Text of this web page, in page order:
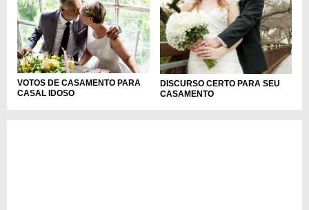
VOTOS DE CASAMENTO PARA
CASAL IDOSO
DISCURSO CERTO PARA SEU
CASAMENTO